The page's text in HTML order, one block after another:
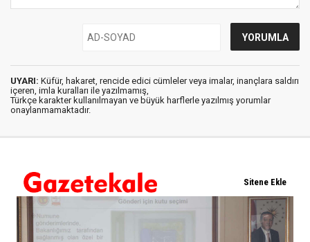
UYARI: Küfür, hakaret, rencide edici cümleler veya imalar, inançlara saldırı
içeren, imla kuralları ile yazılmamış,
Türkçe karakter kullanılmayan ve büyük harflerle yazılmış yorumlar
onaylanmamaktadır.